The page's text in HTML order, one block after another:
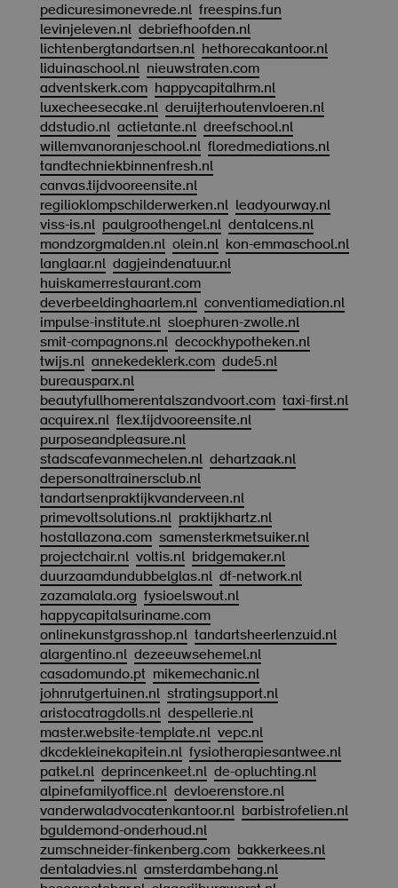
pedicuresimonevrede.nl freespins.fun
levinjeleven.nl debriefhoofden.nl
lichtenbergtandartsen.nl
hethorecakantoor.nl
liduinaschool.nl nieuwstraten.com
adventskerk.com
happycapitalhrm.nl
luxecheesecake.nl deruijterhoutenvloeren.nl
ddstudio.nl actietante.nl dreefschool.nl
willemvanoranjeschool.nl floredmediations.nl
tandtechniekbinnenfresh.nl
canvas.tijdvooreensite.nl
regilioklompschilderwerken.nl leadyourway.nl
viss-is.nl paulgroothengel.nl dentalcens.nl
mondzorgmalden.nl olein.nl
kon-emmaschool.nl
langlaar.nl dagjeindenatuur.nl
huiskamerrestaurant.com
deverbeeldinghaarlem.nl conventiamediation.nl
impulse-institute.nl sloephuren-zwolle.nl
smit-compagnons.nl decockhypotheken.nl
twijs.nl annekedeklerk.com dude5.nl
bureausparx.nl
beautyfullhomerentalszandvoort.com taxi-first.nl
acquirex.nl flex.tijdvooreensite.nl
purposeandpleasure.nl
stadscafevanmechelen.nl dehartzaak.nl
depersonaltrainersclub.nl
tandartsenpraktijkvanderveen.nl
primevoltsolutions.nl praktijkhartz.nl
hostallazona.com samensterkmetsuiker.nl
projectchair.nl voltis.nl
bridgemaker.nl
duurzaamdundubbelglas.nl df-network.nl
zazamalala.org fysioelswout.nl
happycapitalsuriname.com
onlinekunstgrasshop.nl tandartsheerlenzuid.nl
alargentino.nl dezeeuwsehemel.nl
casadomundo.pt mikemechanic.nl
johnrutgertuinen.nl stratingsupport.nl
aristocatragdolls.nl despellerie.nl
master.website-template.nl vepc.nl
dkcdekleinekapitein.nl fysiotherapiesantwee.nl
patkel.nl deprincenkeet.nl de-opluchting.nl
alpinefamilyoffice.nl devloerenstore.nl
vanderwaladvocatenkantoor.nl
barbistrofelien.nl
bguldemond-onderhoud.nl
zumschneider-finkenberg.com
bakkerkees.nl
dentaladvies.nl amsterdambehang.nl